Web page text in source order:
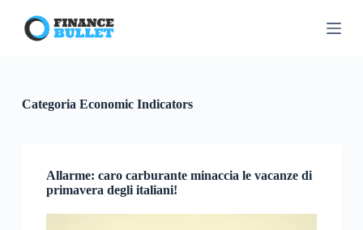
Categoria Economic Indicators
Allarme: caro carburante minaccia le vacanze di
primavera degli italiani!